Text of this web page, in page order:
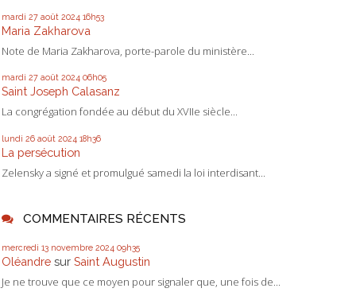
mardi 27 août 2024 16h53
Maria Zakharova
Note de Maria Zakharova, porte-parole du ministère...
mardi 27 août 2024 06h05
Saint Joseph Calasanz
La congrégation fondée au début du XVIIe siècle...
lundi 26 août 2024 18h36
La persécution
Zelensky a signé et promulgué samedi la loi interdisant...
COMMENTAIRES RÉCENTS
mercredi 13 novembre 2024 09h35
Oléandre sur Saint Augustin
Je ne trouve que ce moyen pour signaler que, une fois de...